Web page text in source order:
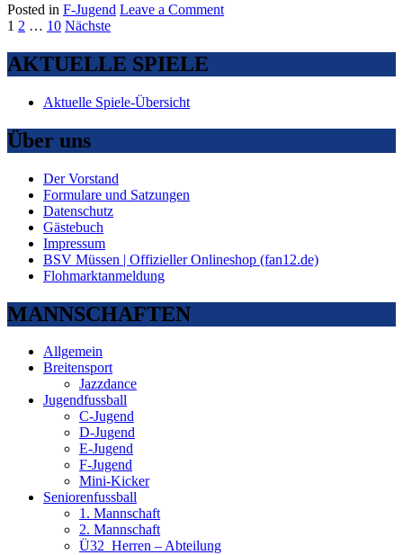
am
Kammerweg
Billinghausen“
Posted in F-Jugend Leave a Commenton
am
Kammerweg
Seitennummerierung
der
Beiträge
1 2 … 10 Nächste
AKTUELLE SPIELE
Aktuelle Spiele-Übersicht
Über uns
Der Vorstand
Formulare und Satzungen
Datenschutz
Gästebuch
Impressum
BSV Müssen | Offizieller Onlineshop (fan12.de)
Flohmarktanmeldung
MANNSCHAFTEN
Allgemein
Breitensport
Jazzdance
Jugendfussball
C-Jugend
D-Jugend
E-Jugend
F-Jugend
Mini-Kicker
Seniorenfussball
1. Mannschaft
2. Mannschaft
Ü32_Herren – Abteilung